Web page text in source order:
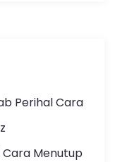
Perihal Cara
Menutup